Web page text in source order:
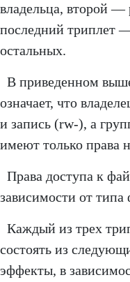
владельца, второй —
последний триплет
остальных.
В приведенном
означает, что
и запись (rw-), а
имеют только права
Права доступа к
зависимости от типа
Каждый из трех
состоять из
эффекты, в